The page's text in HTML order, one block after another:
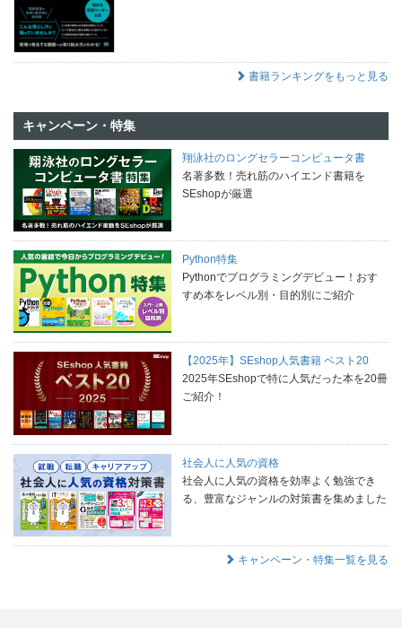
書籍ランキングをもっと見る
キャンペーン・特集
翔泳社のロングセラーコンピュータ書
名著多数！売れ筋のハイエンド書籍を
SEshopが厳選
Python特集
Pythonでプログラミングデビュー！おす
すめ本をレベル別・目的別にご紹介
【2025年】SEshop人気書籍 ベスト20
2025年SEshopで特に人気だった本を20冊
ご紹介！
社会人に人気の資格
社会人に人気の資格を効率よく勉強でき
る、豊富なジャンルの対策書を集めました
キャンペーン・特集一覧を見る